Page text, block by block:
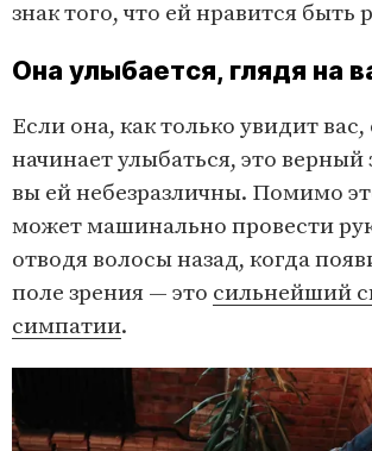
знак того, что ей нравится быть
Она улыбается, глядя на
Если она, как только увидит вас,
начинает улыбаться, это верный
вы ей небезразличны. Помимо
может машинально провести
отводя волосы назад, когда
поле зрения — это сильнейший
симпатии.